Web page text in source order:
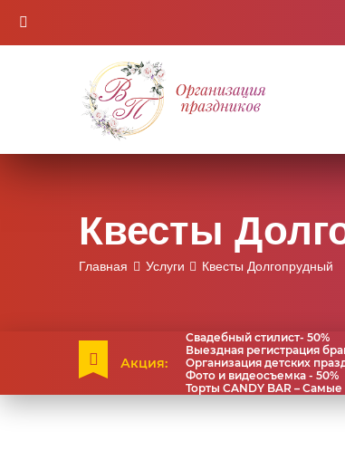
Квесты
Главная Услуги Квесты Долгопрудный
Акция:
Свадебный стилист- 50%
Выездная регистрация
Организация детских
Фото и видеосъемка - 50%
Торты CANDY BAR –